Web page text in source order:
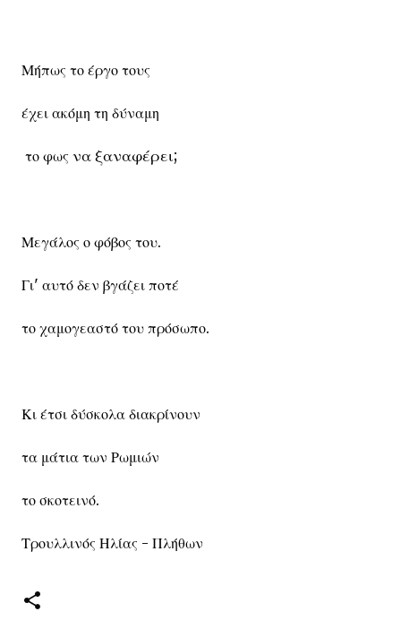
Μήπως το έργο τους
έχει ακόμη τη δύναμη
το φως να ξαναφέρει;
Μεγάλος ο φόβος του.
Γι' αυτό δεν βγάζει ποτέ
το χαμογεαστό του πρόσωπο.
Κι έτσι δύσκολα διακρίνουν
τα μάτια των Ρωμιών
το σκοτεινό.
Τρουλλινός Ηλίας - Πλήθων